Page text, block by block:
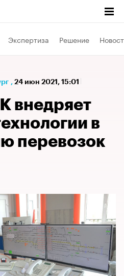
Экспертиза Решение
, 24 июн 2021, 15:01
внедряет
в
перевозок